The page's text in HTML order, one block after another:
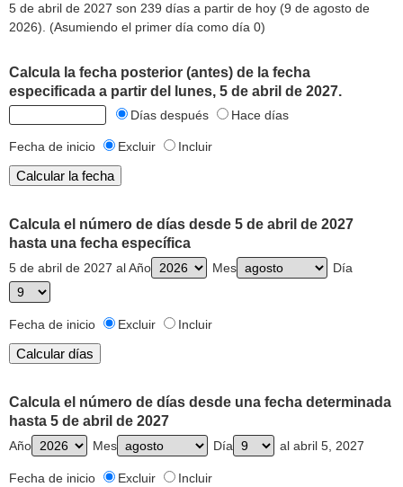
5 de abril de 2027 son 239 días a partir de hoy (9 de agosto de
2026). (Asumiendo el primer día como día 0)
Calcula la fecha posterior (antes) de la fecha
especificada a partir del lunes, 5 de abril de 2027.
Días después Hace días
Fecha de inicio Excluir Incluir
Calcula el número de días desde 5 de abril de 2027
hasta una fecha específica
5 de abril de 2027 al Año Mes Día
Fecha de inicio Excluir Incluir
Calcula el número de días desde una fecha determinada
hasta 5 de abril de 2027
Año Mes Día al abril 5, 2027
Fecha de inicio Excluir Incluir